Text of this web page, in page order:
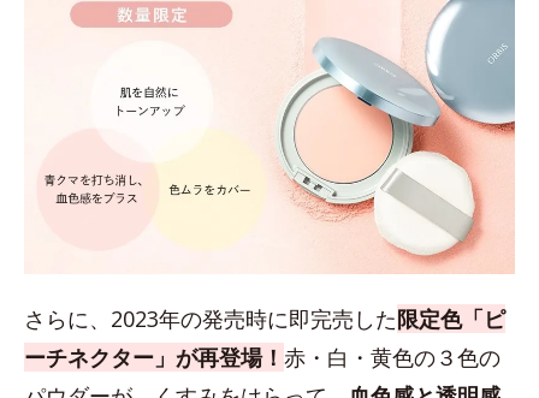
さらに、2023年の発売時に即完売した限定色「ピ
ーチネクター」が再登場！ 赤・白・黄色の３色の